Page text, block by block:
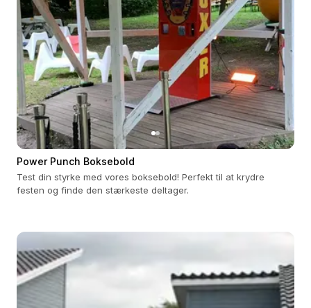
Power Punch Boksebold
Test din styrke med vores boksebold! Perfekt til at krydre
festen og finde den stærkeste deltager.